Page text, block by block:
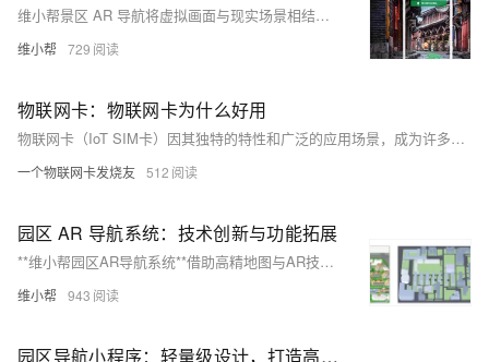
维小帮景区 AR 导航将虚拟画面与现实场景相结合，为游客提供了更加直观、生动的导航服务。通过独特的 AR 导航体验，景区能够在众多竞争对手中脱颖而出，给游客留下深刻的印象，从而激发他们的分享欲望，为景区带来更多的潜在游客。
维小帮 729
物联网卡：物联网卡为什么好用
物联网卡（IoT SIM卡）因其独特的特性和广泛的应用场景，成为许多智能设备和物联网解决方案中不可或缺的一部分。以下是物联网卡好用的几个理由：
一个物联网卡发烧友 512
园区 AR 导航系统：技术创新与功能拓展
**维小帮园区AR导航系统**借助高精地图与AR技术，打破传统二维导航局限，提供三维立体地图和沉浸式导航体验。系统包括AR实景指引、VR全景预览、便捷预约参观和智能停车场导航等功能，大幅提升访客定位与通行效率，推动园区管理智能化。未来，该技术有望在更多领域广泛应用。
维小帮 943
园区导航小程序：轻量级设计，打造高效智慧园区